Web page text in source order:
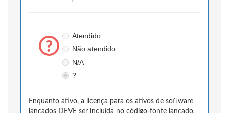
Atendido
Não atendido
N/A
?
Enquanto ativo, a licença para os ativos de software
lançados DEVE ser incluída no código-fonte lançado,